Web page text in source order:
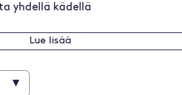
yhdellä kädellä
Lue lisää
▾